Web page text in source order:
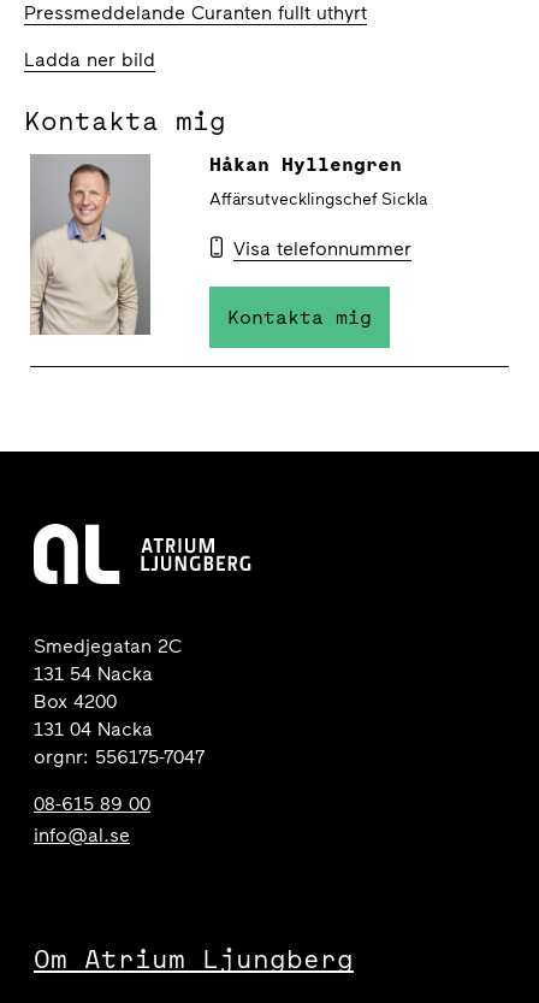
Pressmeddelande Curanten fullt uthyrt
Ladda ner bild
Kontakta mig
Håkan Hyllengren
Affärsutvecklingschef Sickla
Visa telefonnummer
Kontakta mig
Smedjegatan 2C
131 54 Nacka
Box 4200
131 04 Nacka
orgnr: 556175-7047
08-615 89 00
info@al.se
Om Atrium Ljungberg